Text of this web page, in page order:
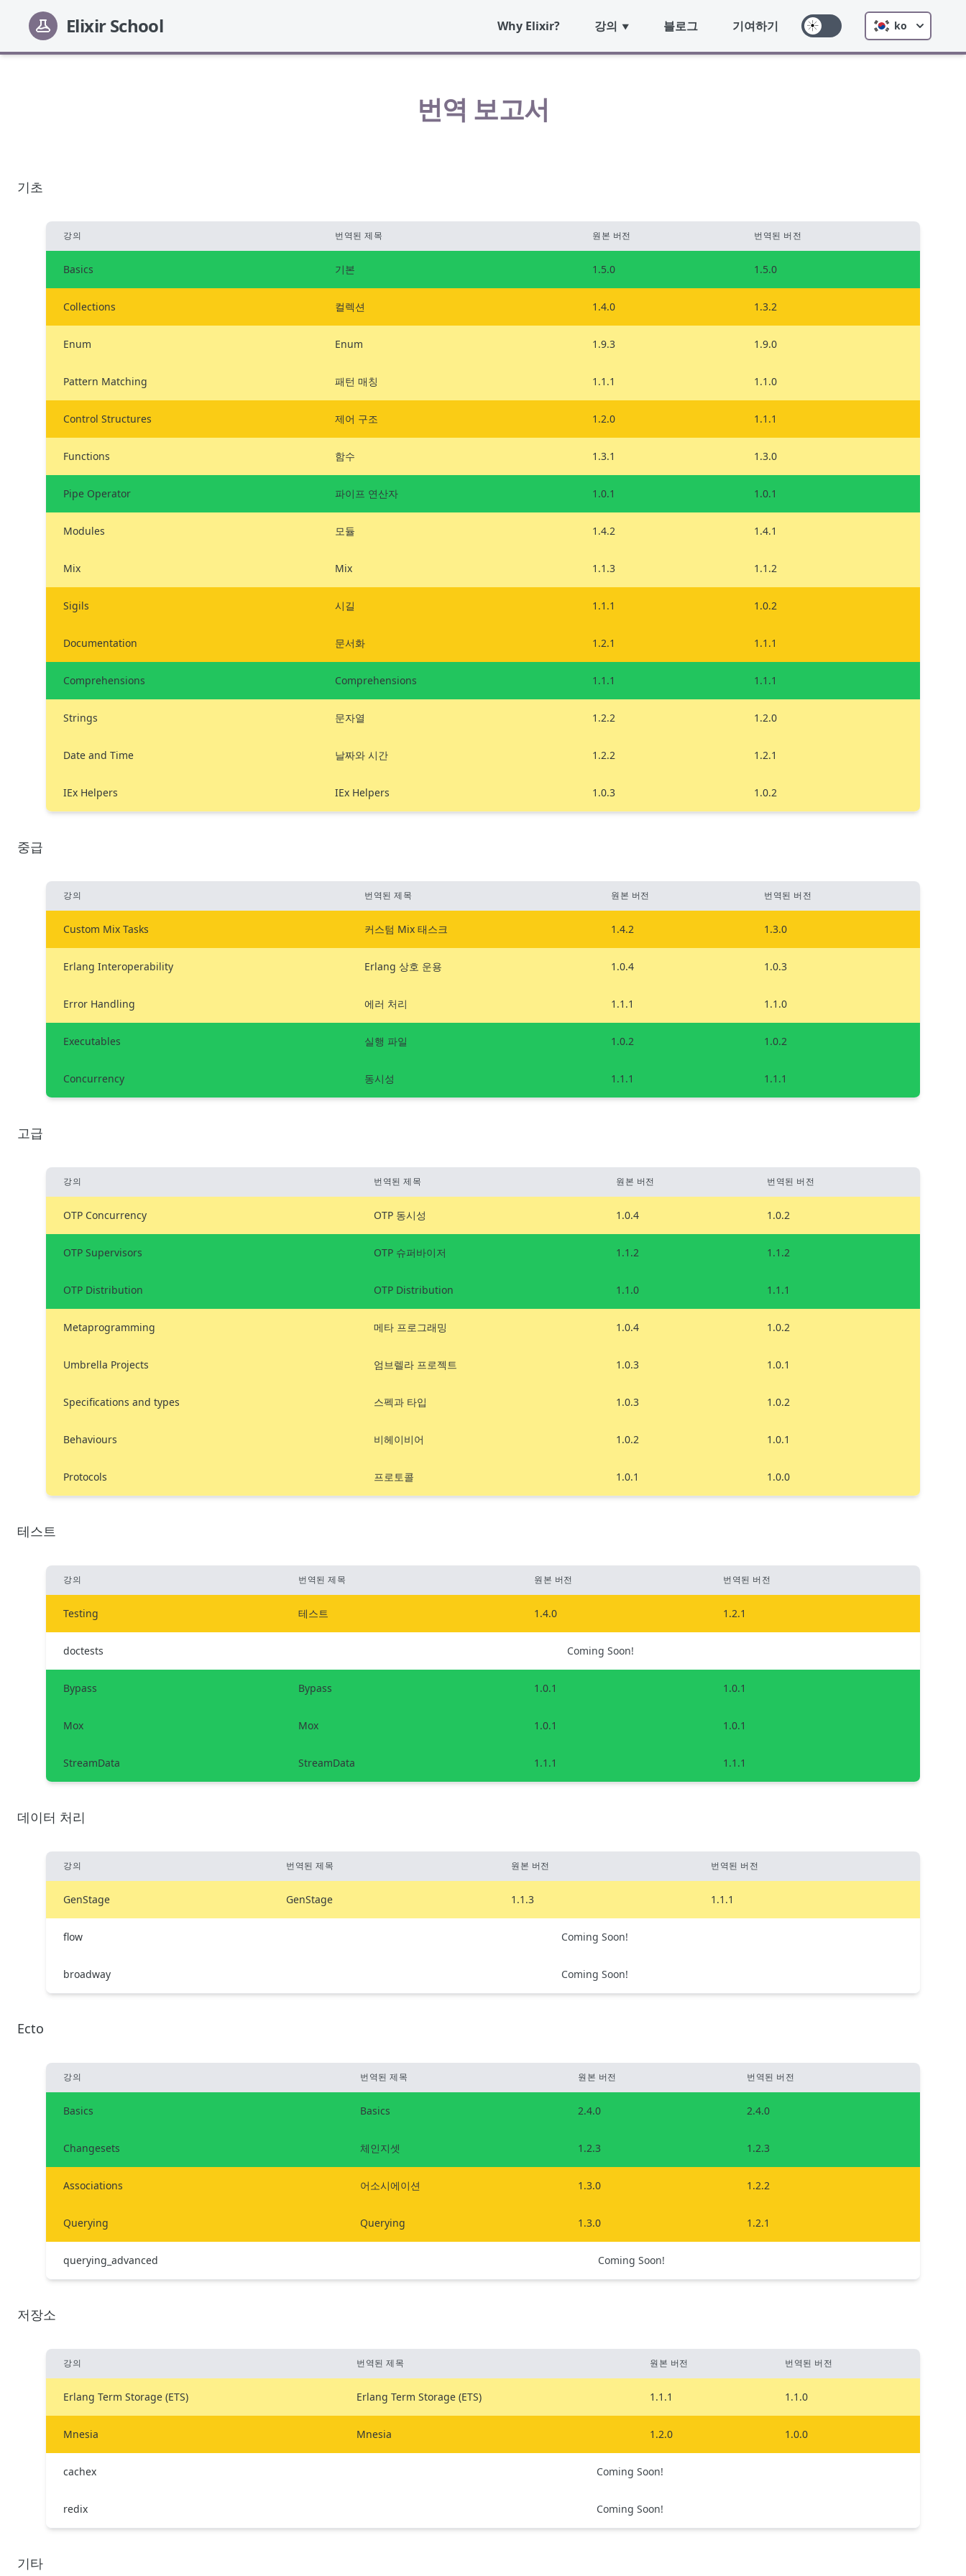
Elixir School Why Elixir? 강의 블로그 기여하기 ko
번역 보고서
기초
강의 번역된 제목 원본 버전 번역된 버전
Basics 기본 1.5.0 1.5.0
Collections 컬렉션 1.4.0 1.3.2
Enum Enum 1.9.3 1.9.0
Pattern Matching 패턴 매칭 1.1.1 1.1.0
Control Structures 제어 구조 1.2.0 1.1.1
Functions 함수 1.3.1 1.3.0
Pipe Operator 파이프 연산자 1.0.1 1.0.1
Modules 모듈 1.4.2 1.4.1
Mix Mix 1.1.3 1.1.2
Sigils 시길 1.1.1 1.0.2
Documentation 문서화 1.2.1 1.1.1
Comprehensions Comprehensions 1.1.1 1.1.1
Strings 문자열 1.2.2 1.2.0
Date and Time 날짜와 시간 1.2.2 1.2.1
IEx Helpers IEx Helpers 1.0.3 1.0.2
중급
강의 번역된 제목 원본 버전 번역된 버전
Custom Mix Tasks 커스텀 Mix 태스크 1.4.2 1.3.0
Erlang Interoperability Erlang 상호 운용 1.0.4 1.0.3
Error Handling 에러 처리 1.1.1 1.1.0
Executables 실행 파일 1.0.2 1.0.2
Concurrency 동시성 1.1.1 1.1.1
고급
강의 번역된 제목 원본 버전 번역된 버전
OTP Concurrency OTP 동시성 1.0.4 1.0.2
OTP Supervisors OTP 슈퍼바이저 1.1.2 1.1.2
OTP Distribution OTP Distribution 1.1.0 1.1.1
Metaprogramming 메타 프로그래밍 1.0.4 1.0.2
Umbrella Projects 엄브렐라 프로젝트 1.0.3 1.0.1
Specifications and types 스펙과 타입 1.0.3 1.0.2
Behaviours 비헤이비어 1.0.2 1.0.1
Protocols 프로토콜 1.0.1 1.0.0
테스트
강의 번역된 제목 원본 버전 번역된 버전
Testing 테스트 1.4.0 1.2.1
doctests Coming Soon!
Bypass Bypass 1.0.1 1.0.1
Mox Mox 1.0.1 1.0.1
StreamData StreamData 1.1.1 1.1.1
데이터 처리
강의 번역된 제목 원본 버전 번역된 버전
GenStage GenStage 1.1.3 1.1.1
flow Coming Soon!
broadway Coming Soon!
Ecto
강의 번역된 제목 원본 버전 번역된 버전
Basics Basics 2.4.0 2.4.0
Changesets 체인지셋 1.2.3 1.2.3
Associations 어소시에이션 1.3.0 1.2.2
Querying Querying 1.3.0 1.2.1
querying_advanced Coming Soon!
저장소
강의 번역된 제목 원본 버전 번역된 버전
Erlang Term Storage (ETS) Erlang Term Storage (ETS) 1.1.1 1.1.0
Mnesia Mnesia 1.2.0 1.0.0
cachex Coming Soon!
redix Coming Soon!
기타